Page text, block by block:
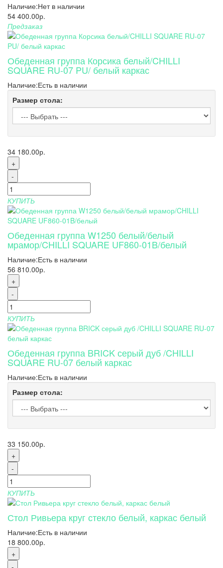
Наличие:Нет в наличии
54 400.00р.
Предзаказ
Обеденная группа Корсика белый/CHILLI
SQUARE RU-07 PU/ белый каркас
Наличие:Есть в наличии
Размер стола:
34 180.00р.
+
-
КУПИТЬ
Обеденная группа W1250 белый/белый
мрамор/CHILLI SQUARE UF860-01B/белый
Наличие:Есть в наличии
56 810.00р.
+
-
КУПИТЬ
Обеденная группа BRICK серый дуб /CHILLI
SQUARE RU-07 белый каркас
Наличие:Есть в наличии
Размер стола:
33 150.00р.
+
-
КУПИТЬ
Стол Ривьера круг стекло белый, каркас белый
Наличие:Есть в наличии
18 800.00р.
+